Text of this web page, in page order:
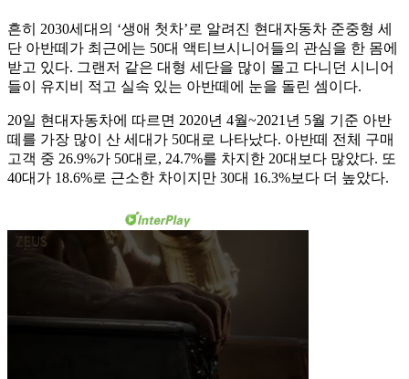
흔히 2030세대의 ‘생애 첫차’로 알려진 현대자동차 준중형 세
단 아반떼가 최근에는 50대 액티브시니어들의 관심을 한 몸에
받고 있다. 그랜저 같은 대형 세단을 많이 몰고 다니던 시니어
들이 유지비 적고 실속 있는 아반떼에 눈을 돌린 셈이다.
20일 현대자동차에 따르면 2020년 4월~2021년 5월 기준 아반
떼를 가장 많이 산 세대가 50대로 나타났다. 아반떼 전체 구매
고객 중 26.9%가 50대로, 24.7%를 차지한 20대보다 많았다. 또
40대가 18.6%로 근소한 차이지만 30대 16.3%보다 더 높았다.